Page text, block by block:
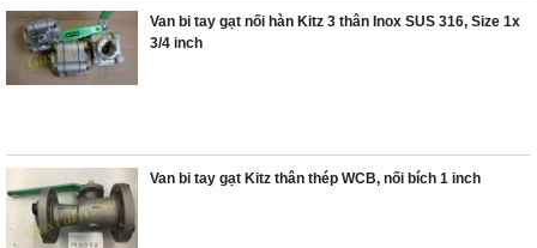
Van bi tay gạt nối hàn Kitz 3 thân Inox SUS 316, Size 1x
3/4 inch
Van bi tay gạt Kitz thân thép WCB, nối bích 1 inch